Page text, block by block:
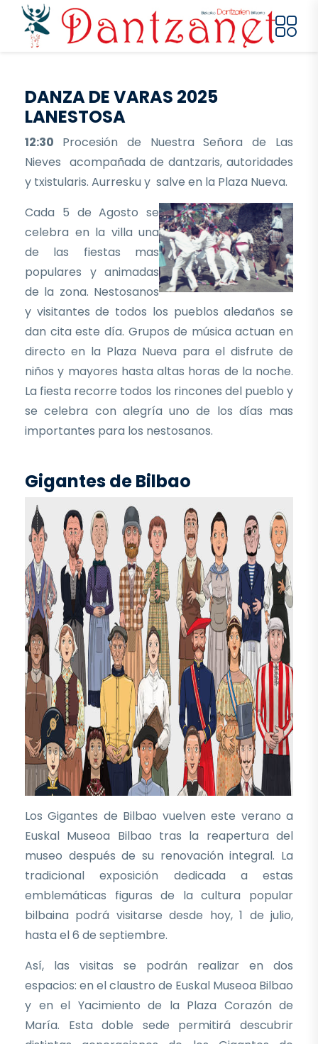
Pasar al contenido principal
DANZA DE VARAS 2025
LANESTOSA
12:30 Procesión de Nuestra Señora de Las
Nieves acompañada de dantzaris, autoridades
y txistularis. Aurresku y salve en la Plaza Nueva.
Cada 5 de Agosto se
celebra en la villa una
de las fiestas mas
populares y animadas
de la zona. Nestosanos
y visitantes de todos los pueblos aledaños se
dan cita este día. Grupos de música actuan en
directo en la Plaza Nueva para el disfrute de
niños y mayores hasta altas horas de la noche.
La fiesta recorre todos los rincones del pueblo y
se celebra con alegría uno de los días mas
importantes para los nestosanos.
Gigantes de Bilbao
Los Gigantes de Bilbao vuelven este verano a
Euskal Museoa Bilbao tras la reapertura del
museo después de su renovación integral. La
tradicional exposición dedicada a estas
emblemáticas figuras de la cultura popular
bilbaina podrá visitarse desde hoy, 1 de julio,
hasta el 6 de septiembre.
Así, las visitas se podrán realizar en dos
espacios: en el claustro de Euskal Museoa Bilbao
y en el Yacimiento de la Plaza Corazón de
María. Esta doble sede permitirá descubrir